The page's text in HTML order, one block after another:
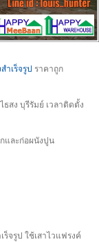
ำเร็จรูป ราคาถูก
สง บุรีรัมย์ เวลาติดตั้ง
และก่อผนังปูน
ร็จรูป ใช้เสาไวแฟรงค์